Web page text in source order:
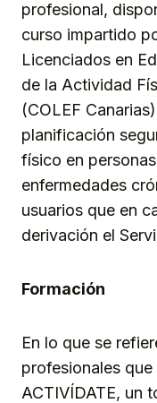
profesional,
curso impartido
Licenciados en
de la Actividad
(COLEF
planificación
físico en
enfermedades
usuarios que en
derivación el
Formación
En lo que se
profesionales
ACTIVÍDATE, un